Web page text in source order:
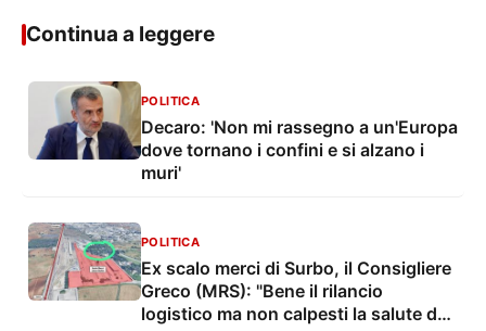
Continua a leggere
POLITICA
Decaro: 'Non mi rassegno a un'Europa
dove tornano i confini e si alzano i
muri'
POLITICA
Ex scalo merci di Surbo, il Consigliere
Greco (MRS): "Bene il rilancio
logistico ma non calpesti la salute dei